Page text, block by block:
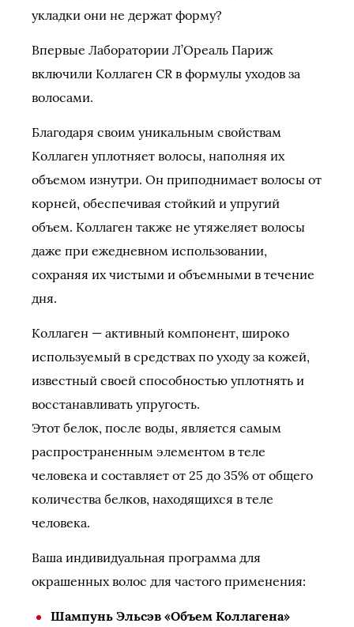
укладки они не держат форму?
Впервые Лаборатории Л’Ореаль Париж
включили Коллаген CR в формулы уходов за
волосами.
Благодаря своим уникальным свойствам
Коллаген уплотняет волосы, наполняя их
объемом изнутри. Он приподнимает волосы от
корней, обеспечивая стойкий и упругий
объем. Коллаген также не утяжеляет волосы
даже при ежедневном использовании,
сохраняя их чистыми и объемными в течение
дня.
Коллаген — активный компонент, широко
используемый в средствах по уходу за кожей,
известный своей способностью уплотнять и
восстанавливать упругость.
Этот белок, после воды, является самым
распространенным элементом в теле
человека и составляет от 25 до 35% от общего
количества белков, находящихся в теле
человека.
Ваша индивидуальная программа для
окрашенных волос для частого применения:
Шампунь Эльсэв «Объем Коллагена»